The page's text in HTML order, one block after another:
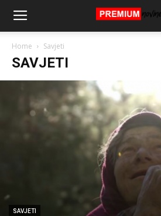
Home Savjeti
SAVJETI
SAVJETI